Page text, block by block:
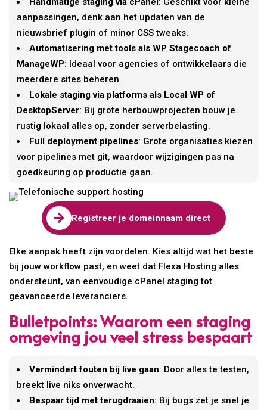
aanpassingen, denk aan het updaten van de
nieuwsbrief plugin of minor CSS tweaks.
Automatisering met tools als WP Stagecoach of
ManageWP: Ideaal voor agencies of ontwikkelaars die
meerdere sites beheren.
Lokale staging via platforms als Local WP of
DesktopServer: Bij grote herbouwprojecten bouw je
rustig lokaal alles op, zonder serverbelasting.
Full deployment pipelines: Grote organisaties kiezen
voor pipelines met git, waardoor wijzigingen pas na
goedkeuring op productie gaan.
 Registreer je domeinnaam direct
Elke aanpak heeft zijn voordelen. Kies altijd wat het beste
bij jouw workflow past, en weet dat Flexa Hosting alles
ondersteunt, van eenvoudige cPanel staging tot
geavanceerde leveranciers.
Bulletpoints: Waarom een staging
omgeving jou veel stress bespaart
Vermindert fouten bij live gaan: Door alles te testen,
breekt live niks onverwacht.
Bespaar tijd met terugdraaien: Bij bugs zet je snel je